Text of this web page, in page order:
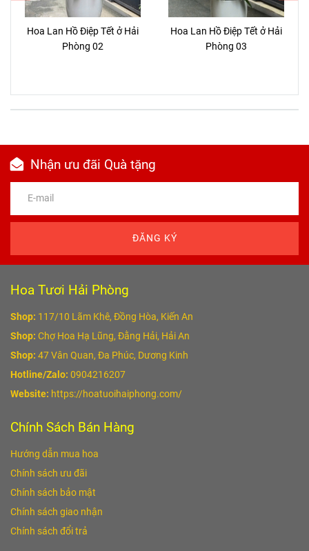
Hoa Lan Hồ Điệp Tết ở Hải
Phòng 02
Hoa Lan Hồ Điệp Tết ở Hải
Phòng 03
Nhận ưu đãi Quà tặng
ĐĂNG KÝ
Hoa Tươi Hải Phòng
Shop: 117/10 Lãm Khê, Đồng Hòa, Kiến An
Shop: Chợ Hoa Hạ Lũng, Đằng Hải, Hải An
Shop: 47 Vân Quan, Đa Phúc, Dương Kinh
Hotline/Zalo: 0904216207
Website: https://hoatuoihaiphong.com/
Chính Sách Bán Hàng
Hướng dẫn mua hoa
Chính sách ưu đãi
Chính sách bảo mật
Chính sách giao nhận
Chính sách đổi trả